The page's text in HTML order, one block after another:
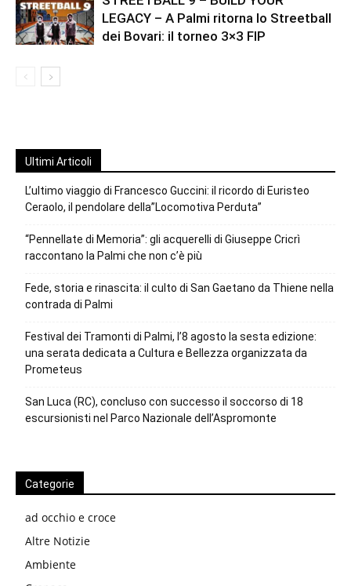
LEGACY – A Palmi ritorna lo Streetball
dei Bovari: il torneo 3×3 FIP
Ultimi Articoli
L’ultimo viaggio di Francesco Guccini: il ricordo di Euristeo
Ceraolo, il pendolare della”Locomotiva Perduta”
“Pennellate di Memoria”: gli acquerelli di Giuseppe Cricrì
raccontano la Palmi che non c’è più
Fede, storia e rinascita: il culto di San Gaetano da Thiene nella
contrada di Palmi
Festival dei Tramonti di Palmi, l’8 agosto la sesta edizione:
una serata dedicata a Cultura e Bellezza organizzata da
Prometeus
San Luca (RC), concluso con successo il soccorso di 18
escursionisti nel Parco Nazionale dell’Aspromonte
Categorie
ad occhio e croce
Altre Notizie
Ambiente